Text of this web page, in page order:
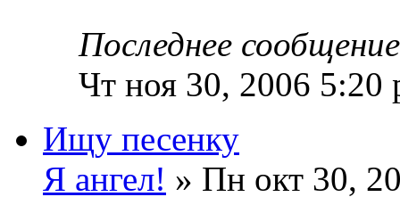
Последнее
Чт ноя 30, 2006 5:20
Ищу песенку
Я ангел! » Пн окт 30,